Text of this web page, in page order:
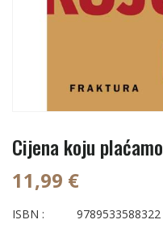
Cijena koju plaćamo
11,99 €
ISBN :
9789533588322